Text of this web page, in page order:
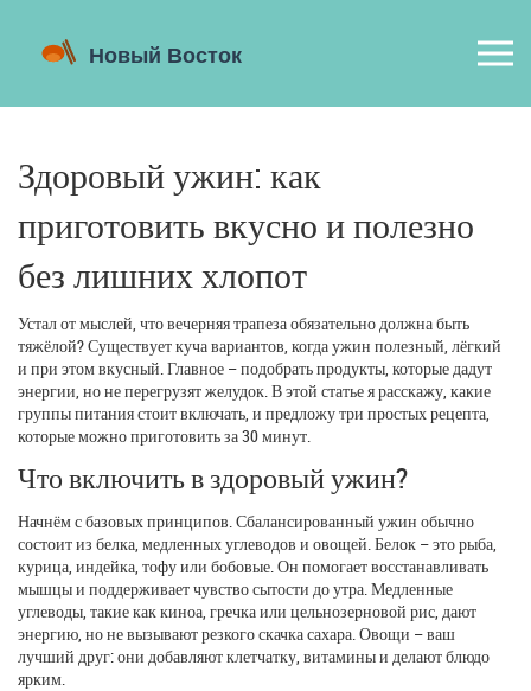
Здоровый ужин: как
приготовить вкусно и полезно
без лишних хлопот
Устал от мыслей, что вечерняя трапеза обязательно должна быть
тяжёлой? Существует куча вариантов, когда ужин полезный, лёгкий
и при этом вкусный. Главное – подобрать продукты, которые дадут
энергии, но не перегрузят желудок. В этой статье я расскажу, какие
группы питания стоит включать, и предложу три простых рецепта,
которые можно приготовить за 30 минут.
Что включить в здоровый ужин?
Начнём с базовых принципов. Сбалансированный ужин обычно
состоит из белка, медленных углеводов и овощей. Белок – это рыба,
курица, индейка, тофу или бобовые. Он помогает восстанавливать
мышцы и поддерживает чувство сытости до утра. Медленные
углеводы, такие как киноа, гречка или цельнозерновой рис, дают
энергию, но не вызывают резкого скачка сахара. Овощи – ваш
лучший друг: они добавляют клетчатку, витамины и делают блюдо
ярким.